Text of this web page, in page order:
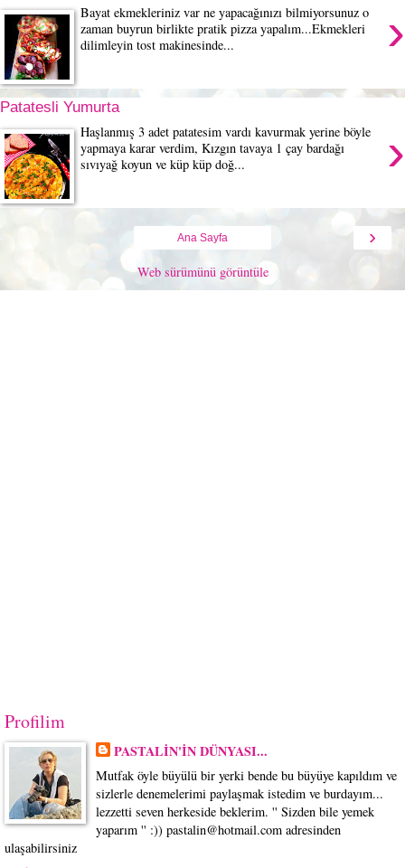
›
Bayat ekmekleriniz var ne yapacağınızı bilmiyorsunuz o
zaman buyrun birlikte pratik pizza yapalım...Ekmekleri
dilimleyin tost makinesinde...
Patatesli Yumurta
›
Haşlanmış 3 adet patatesim vardı kavurmak yerine böyle
yapmaya karar verdim, Kızgın tavaya 1 çay bardağı
sıvıyağ koyun ve küp küp doğ...
›
Ana Sayfa
Web sürümünü görüntüle
Profilim
PASTALİN'İN DÜNYASI...
Mutfak öyle büyülü bir yerki bende bu büyüye kapıldım ve
sizlerle denemelerimi paylaşmak istedim ve burdayım...
lezzetti seven herkeside beklerim. '' Sizden bile yemek
yaparım '' :)) pastalin@hotmail.com adresinden
ulaşabilirsiniz